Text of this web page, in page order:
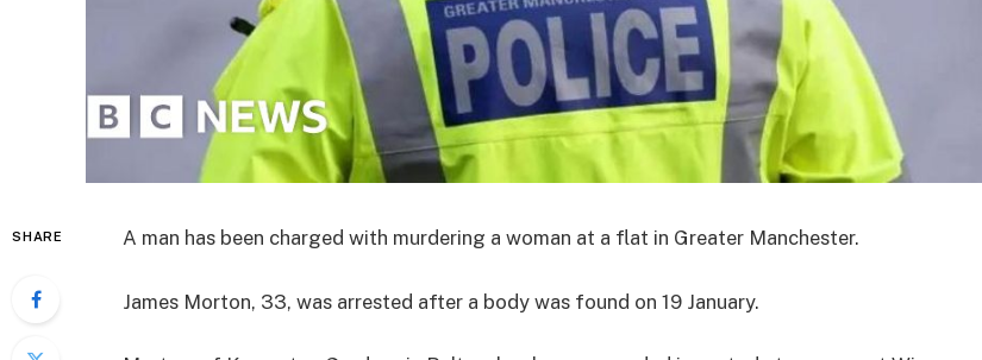
SHARE A man has been charged with murdering a woman at a flat in Greater Manchester.
James Morton, 33, was arrested after a body was found on 19 January.